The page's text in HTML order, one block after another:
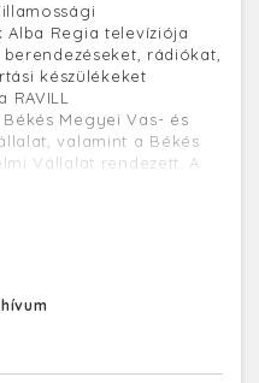
Alba Regia televíziója
rádiókat,
készülékeket
RAVILL
Megyei Vas- és
valamint a Békés
Vállalat rendezett. A